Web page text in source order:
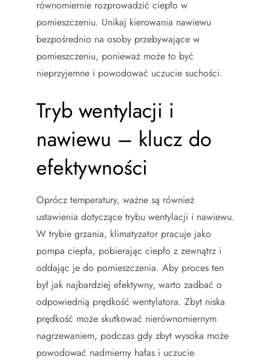
równomiernie rozprowadzić ciepło w
pomieszczeniu. Unikaj kierowania nawiewu
bezpośrednio na osoby przebywające w
pomieszczeniu, ponieważ może to być
nieprzyjemne i powodować uczucie suchości.
Tryb wentylacji i
nawiewu – klucz do
efektywności
Oprócz temperatury, ważne są również
ustawienia dotyczące trybu wentylacji i nawiewu.
W trybie grzania, klimatyzator pracuje jako
pompa ciepła, pobierając ciepło z zewnątrz i
oddając je do pomieszczenia. Aby proces ten
był jak najbardziej efektywny, warto zadbać o
odpowiednią prędkość wentylatora. Zbyt niska
prędkość może skutkować nierównomiernym
nagrzewaniem, podczas gdy zbyt wysoka może
powodować nadmierny hałas i uczucie